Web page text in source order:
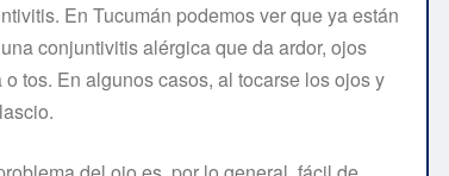
En Tucumán podemos ver que ya están
conjuntivitis alérgica que da ardor, ojos
tos. En algunos casos, al tocarse los ojos y